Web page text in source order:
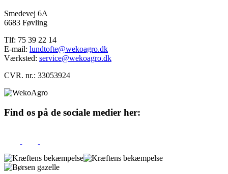
Smedevej 6A
6683 Føvling
Tlf: 75 39 22 14
E-mail: lundtofte@wekoagro.dk
Værksted: service@wekoagro.dk
CVR. nr.: 33053924
Find os på de sociale medier her: